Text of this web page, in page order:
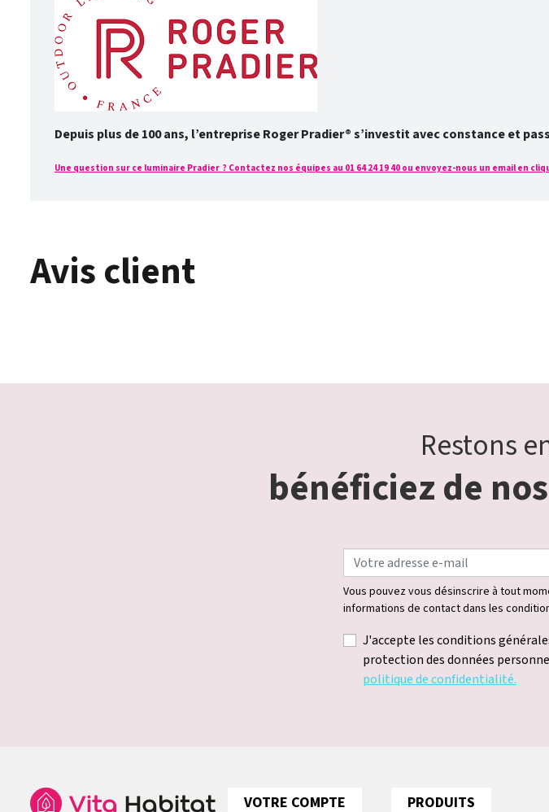
Depuis plus de 100 ans, l’entreprise Roger Pradier® s’investit avec constance et
Une question sur ce luminaire Pradier ? Contactez nos équipes au 01 64 24 19 40 ou envoyez-nous un email en
Avis client
Restons
bénéficiez de
Vous pouvez vous désinscrire à tout
informations de contact dans les
J'accepte les conditions
protection des données
politique de confidentialité.
VOTRE COMPTE PRODUITS